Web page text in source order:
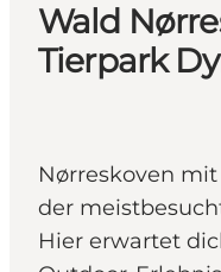
Wald
Tierpark
Nørreskoven
der
Hier erwartet